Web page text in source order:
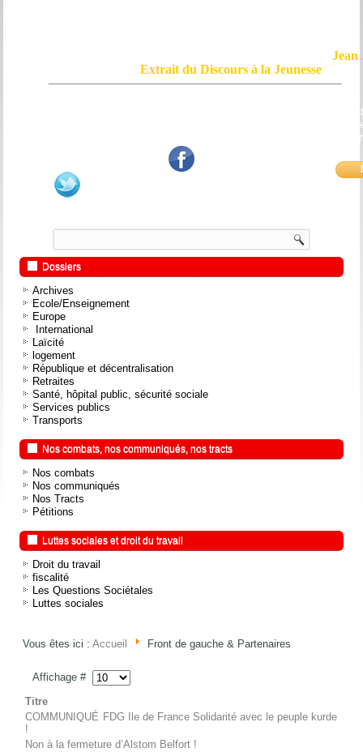
Jean
Extrait du Discours à la Jeunesse
mensonge triomphant qui passe, et de ne pas faire écho, de notre
bouche et de nos mains aux applaudissements imbéciles et aux
Dossiers
Archives
Ecole/Enseignement
Europe
International
Laïcité
logement
République et décentralisation
Retraites
Santé, hôpital public, sécurité sociale
Services publics
Transports
Nos combats, nos communiqués, nos tracts
Nos combats
Nos communiqués
Nos Tracts
Pétitions
Luttes sociales et droit du travail
Droit du travail
fiscalité
Les Questions Sociétales
Luttes sociales
Vous êtes ici :Accueil Front de gauche & Partenaires
Affichage #
Titre
COMMUNIQUÉ FDG Ile de France Solidarité avec le peuple kurde
!
Non à la fermeture d’Alstom Belfort !